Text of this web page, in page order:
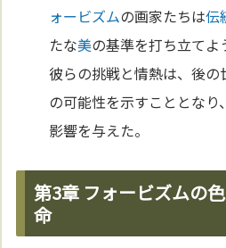
ォービズムの画家たちは伝
たな美の基準を打ち立てよ
彼らの挑戦と情熱は、後の
の可能性を示すこととなり
影響を与えた。
第3章 フォービズムの
命